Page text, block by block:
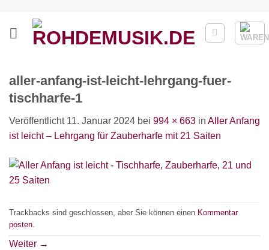
springen
aller-anfang-ist-leicht-lehrgang-fuer-
tischharfe-1
Veröffentlicht 11. Januar 2024 bei 994 × 663 in Aller Anfang
ist leicht – Lehrgang für Zauberharfe mit 21 Saiten
Trackbacks sind geschlossen, aber Sie können einen Kommentar
posten
Weiter →